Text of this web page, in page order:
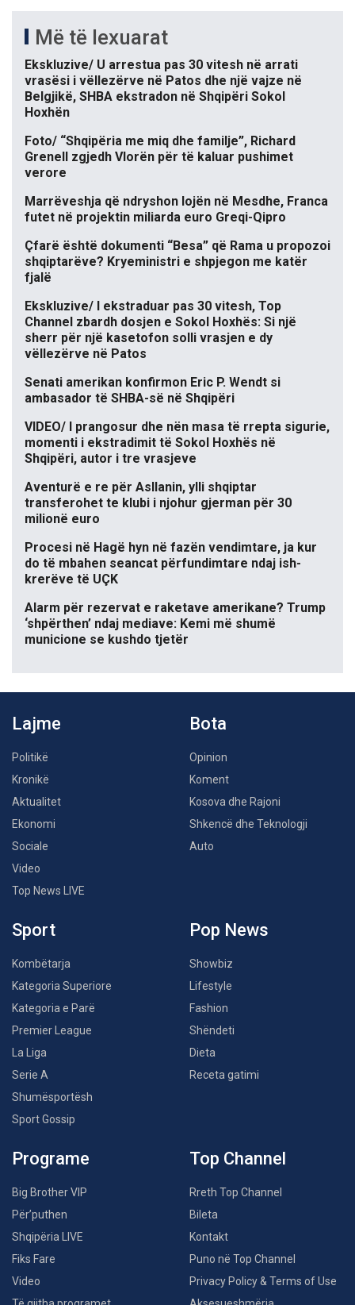
Më të lexuarat
Ekskluzive/ U arrestua pas 30 vitesh në arrati
vrasësi i vëllezërve në Patos dhe një vajze në
Belgjikë, SHBA ekstradon në Shqipëri Sokol
Hoxhën
Foto/ “Shqipëria me miq dhe familje”, Richard
Grenell zgjedh Vlorën për të kaluar pushimet
verore
Marrëveshja që ndryshon lojën në Mesdhe, Franca
futet në projektin miliarda euro Greqi-Qipro
Çfarë është dokumenti “Besa” që Rama u propozoi
shqiptarëve? Kryeministri e shpjegon me katër
fjalë
Ekskluzive/ I ekstraduar pas 30 vitesh, Top
Channel zbardh dosjen e Sokol Hoxhës: Si një
sherr për një kasetofon solli vrasjen e dy
vëllezërve në Patos
Senati amerikan konfirmon Eric P. Wendt si
ambasador të SHBA-së në Shqipëri
VIDEO/ I prangosur dhe nën masa të rrepta sigurie,
momenti i ekstradimit të Sokol Hoxhës në
Shqipëri, autor i tre vrasjeve
Aventurë e re për Asllanin, ylli shqiptar
transferohet te klubi i njohur gjerman për 30
milionë euro
Procesi në Hagë hyn në fazën vendimtare, ja kur
do të mbahen seancat përfundimtare ndaj ish-
krerëve të UÇK
Alarm për rezervat e raketave amerikane? Trump
‘shpërthen’ ndaj mediave: Kemi më shumë
municione se kushdo tjetër
Lajme
Politikë
Kronikë
Aktualitet
Ekonomi
Sociale
Video
Top News LIVE
Bota
Opinion
Koment
Kosova dhe Rajoni
Shkencë dhe Teknologji
Auto
Sport
Kombëtarja
Kategoria Superiore
Kategoria e Parë
Premier League
La Liga
Serie A
Shumësportësh
Sport Gossip
Pop News
Showbiz
Lifestyle
Fashion
Shëndeti
Dieta
Receta gatimi
Programe
Big Brother VIP
Për’puthen
Shqipëria LIVE
Fiks Fare
Video
Top Channel
Rreth Top Channel
Bileta
Kontakt
Puno në Top Channel
Privacy Policy & Terms of Use